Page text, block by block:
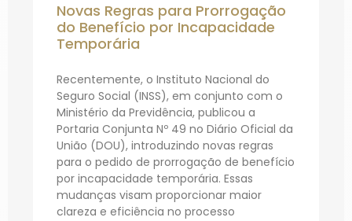
Novas Regras para Prorrogação
do Benefício por Incapacidade
Temporária
Recentemente, o Instituto Nacional do
Seguro Social (INSS), em conjunto com o
Ministério da Previdência, publicou a
Portaria Conjunta Nº 49 no Diário Oficial da
União (DOU), introduzindo novas regras
para o pedido de prorrogação de benefício
por incapacidade temporária. Essas
mudanças visam proporcionar maior
clareza e eficiência no processo